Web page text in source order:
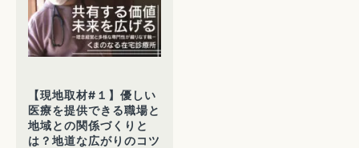
【現地取材#１】優しい
医療を提供できる職場と
地域との関係づくりと
は？地道な広がりのコツ